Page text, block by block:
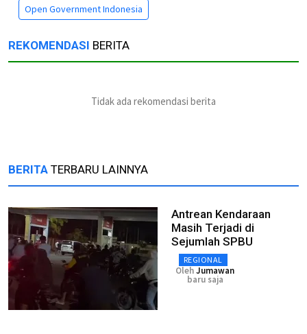
Open Government Indonesia
REKOMENDASI BERITA
Tidak ada rekomendasi berita
BERITA TERBARU LAINNYA
Antrean Kendaraan
Masih Terjadi di
Sejumlah SPBU
REGIONAL
OlehJumawan
baru saja